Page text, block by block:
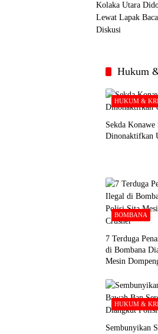
Hukum
HUKUM &
Sekda Konawe
Dinonaktifkan
BOMBANA
7 Terduga
di Bombana
Mesin
HUKUM &
Sembunyikan